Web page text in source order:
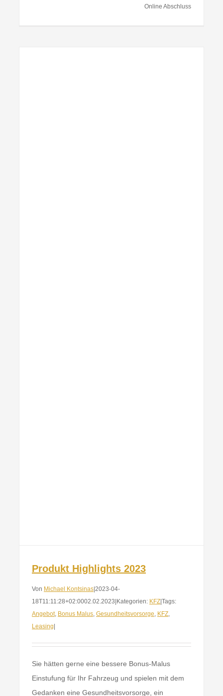
Online Abschluss
Produkt Highlights 2023
Von Michael Kontsinas 2023-04-
18T11:11:28+02:0002.02.2023 Kategorien: KFZ Tags:
Angebot, Bonus Malus, Gesundheitsvorsorge, KFZ,
Leasing
Sie hätten gerne eine bessere Bonus-Malus
Einstufung für Ihr Fahrzeug und spielen mit dem
Gedanken eine Gesundheitsvorsorge, ein